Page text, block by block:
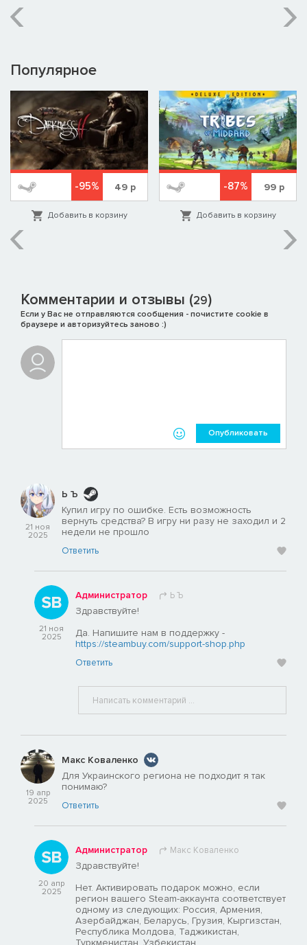
Популярное
-95% 49 р
Добавить в корзину
-87% 99р
Добавить в корзину
Комментарии и отзывы (29)
Если у Вас не отправляются сообщения - почистите cookie в
браузере и авторизуйтесь заново :)
Опубликовать
21 ноя
2025
Ь Ъ
Купил игру по ошибке. Есть возможность
вернуть средства? В игру ни разу не заходил и 2
недели не прошло
Ответить
21 ноя
2025
Администратор Ь Ъ
Здравствуйте!
Да. Напишите нам в поддержку -
https://steambuy.com/support-shop.php
Ответить
19 апр
2025
Макс Коваленко
Для Украинского региона не подходит я так
понимаю?
Ответить
20 апр
2025
Администратор Макс Коваленко
Здравствуйте!
Нет. Активировать подарок можно, если
регион вашего Steam-аккаунта соответствует
одному из следующих: Россия, Армения,
Азербайджан, Беларусь, Грузия, Кыргизстан,
Республика Молдова, Таджикистан,
Туркменистан, Узбекистан